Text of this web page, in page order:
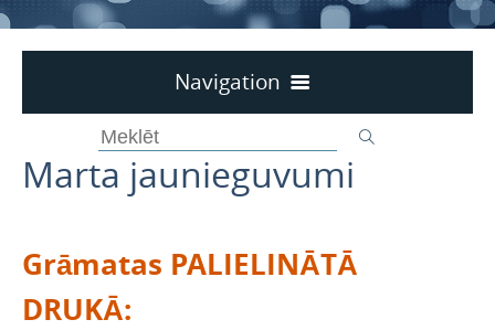
Navigation
Aktualitātes
Kontakti
Krājums
Marta jaunieguvumi
Grāmatas PALIELINĀTĀ
DRUKĀ: